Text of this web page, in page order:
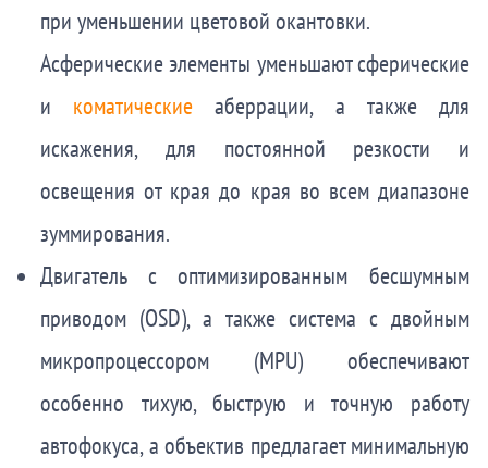
при уменьшении цветовой окантовки.
Асферические элементы уменьшают сферические
и коматические аберрации, а также для
искажения, для постоянной резкости и
освещения от края до края во всем диапазоне
зуммирования.
Двигатель с оптимизированным бесшумным
приводом (OSD), а также система с двойным
микропроцессором (MPU) обеспечивают
особенно тихую, быструю и точную работу
автофокуса, а объектив предлагает минимальную